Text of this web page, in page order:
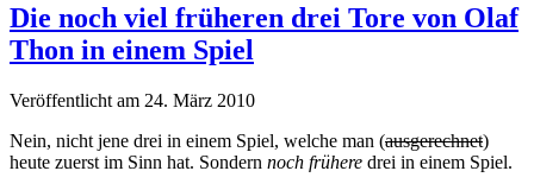
Die noch viel früheren drei Tore von Olaf
Thon in einem Spiel
Veröffentlicht am 24. März 2010
Nein, nicht jene drei in einem Spiel, welche man (ausgerechnet)
heute zuerst im Sinn hat. Sondern noch frühere drei in einem Spiel.